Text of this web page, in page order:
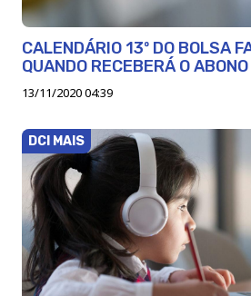
CALENDÁRIO 13º DO BOLSA
QUANDO RECEBERÁ O ABONO
13/11/2020 04:39
DCI MAIS